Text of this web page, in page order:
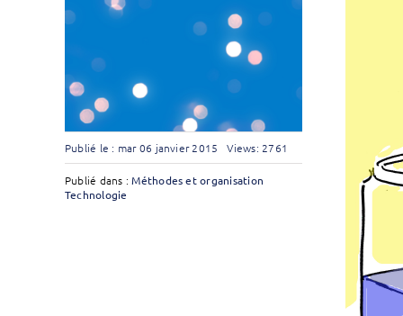
Publié le : mar 06 janvier 2015 Views: 2761
Publié dans :Méthodes et organisation
Technologie